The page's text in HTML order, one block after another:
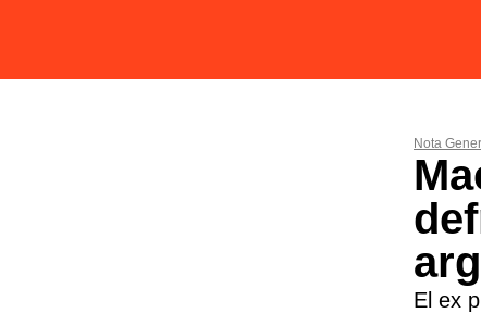
Nota
El ex